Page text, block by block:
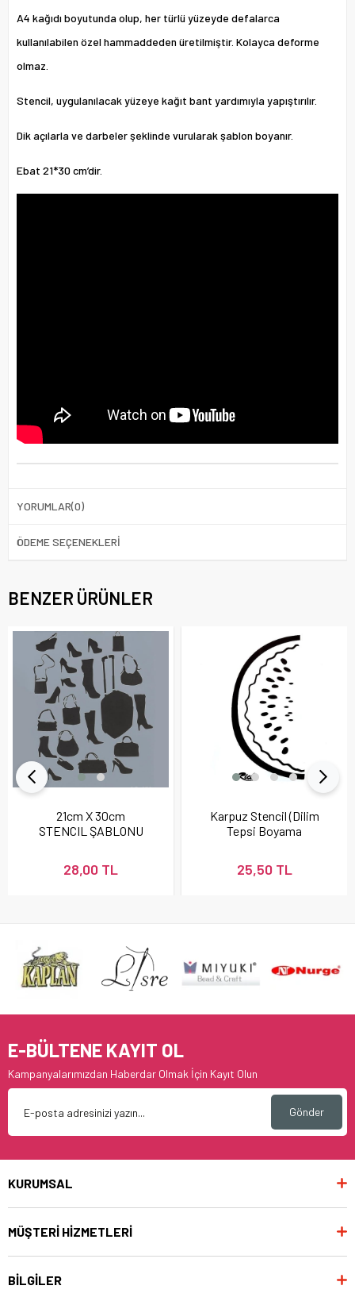
A4 kağıdı boyutunda olup, her türlü yüzeyde defalarca
kullanılabilen özel hammaddeden üretilmiştir. Kolayca deforme
olmaz.
Stencil, uygulanılacak yüzeye kağıt bant yardımıyla yapıştırılır.
Dik açılarla ve darbeler şeklinde vurularak şablon boyanır.
Ebat 21*30 cm’dir.
YORUMLAR(0)
ÖDEME SEÇENEKLERI
BENZER ÜRÜNLER
21cm X 30cm
STENCIL ŞABLONU
28,00 TL
Karpuz Stencil (Dilim
Tepsi Boyama
25,50 TL
E-BÜLTENE KAYIT OL
Kampanyalarımızdan Haberdar Olmak İçin Kayıt Olun
Gönder
KURUMSAL
MÜŞTERİ HİZMETLERİ
BİLGİLER